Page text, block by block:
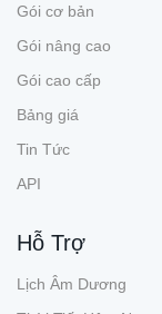
Gói cơ bản
Gói nâng cao
Gói cao cấp
Bảng giá
Tin Tức
API
Hỗ Trợ
Lịch Âm Dương